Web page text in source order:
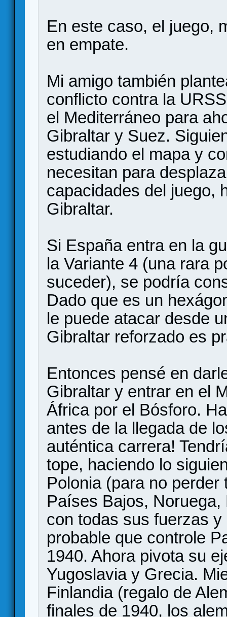
En este caso, el juego,
en empate.
Mi amigo también
conflicto contra la
el Mediterráneo para
Gibraltar y Suez.
estudiando el mapa y
necesitan para
capacidades del juego,
Gibraltar.
Si España entra en la
la Variante 4 (una rara
suceder), se podría
Dado que es un
le puede atacar desde
Gibraltar reforzado es
Entonces pensé en
Gibraltar y entrar en el
África por el Bósforo.
antes de la llegada de
auténtica carrera!
tope, haciendo lo
Polonia (para no
Países Bajos,
con todas sus fuerzas
probable que controle
1940. Ahora pivota su
Yugoslavia y Grecia.
Finlandia (regalo de
finales de 1940, los